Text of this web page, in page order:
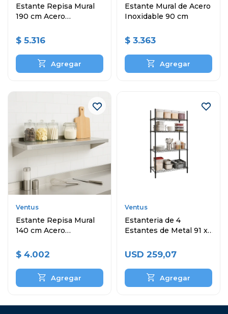
Estante Repisa Mural
190 cm Acero
$ 5.316
Estante Mural de Acero
Inoxidable 90 cm
$ 3.363
Ventus
Estante Repisa Mural
140 cm Acero
$ 4.002
Ventus
Estanteria de 4
Estantes de Metal 91 x
USD 259,07